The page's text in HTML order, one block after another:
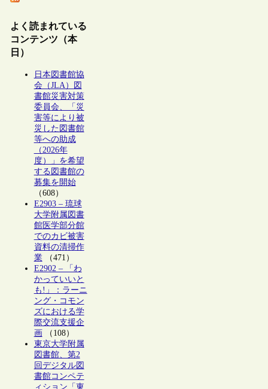
よく読まれている
コンテンツ（本
日）
日本図書館協
会（JLA）図
書館災害対策
委員会、「災
害等により被
災した図書館
等への助成
（2026年
度）」を希望
する図書館の
募集を開始
（608）
E2903 – 琉球
大学附属図書
館医学部分館
でのカビ被害
資料の清掃作
業（471）
E2902 – 「わ
かっていいと
も!」：ラーニ
ング・コモン
ズにおける学
際交流支援企
画（108）
東京大学附属
図書館、第2
回デジタル図
書館コンペテ
ィション「東